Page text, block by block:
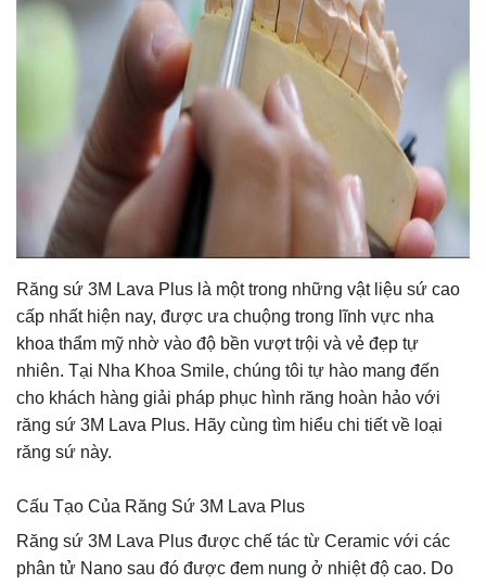
Răng sứ 3M Lava Plus là một trong những vật liệu sứ cao
cấp nhất hiện nay, được ưa chuộng trong lĩnh vực nha
khoa thẩm mỹ nhờ vào độ bền vượt trội và vẻ đẹp tự
nhiên. Tại Nha Khoa Smile, chúng tôi tự hào mang đến
cho khách hàng giải pháp phục hình răng hoàn hảo với
răng sứ 3M Lava Plus. Hãy cùng tìm hiểu chi tiết về loại
răng sứ này.
Cấu Tạo Của Răng Sứ 3M Lava Plus
Răng sứ 3M Lava Plus được chế tác từ Ceramic với các
phân tử Nano sau đó được đem nung ở nhiệt độ cao. Do